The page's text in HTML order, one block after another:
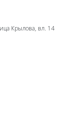
Крылова, вл. 14